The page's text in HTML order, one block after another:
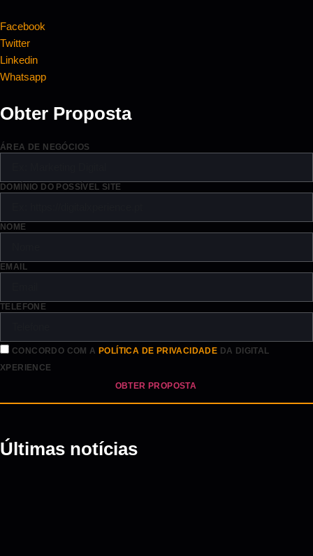
Facebook
Twitter
Linkedin
Whatsapp
Obter Proposta
ÁREA DE NEGÓCIOS
DOMÍNIO DO POSSÍVEL SITE
NOME
EMAIL
TELEFONE
CONCORDO COM APOLÍTICA DE PRIVACIDADE DA DIGITAL
XPERIENCE
OBTER PROPOSTA
Últimas notícias